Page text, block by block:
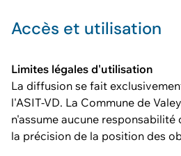
Accès et utilisation
Limites légales d'utilisation
La diffusion se fait
l'ASIT-VD. La Commune de
n'assume aucune responsabilité
la précision de la position des